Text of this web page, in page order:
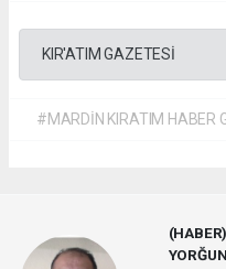
KIR'ATIM GAZETESİ
#MARDİN KIRATIM HABER
YORĞUN